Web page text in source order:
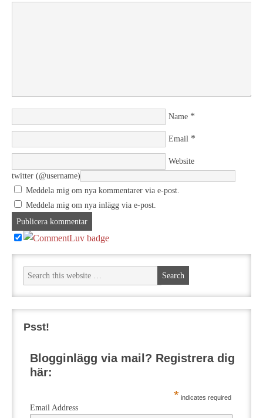
Name *
Email *
Website
twitter (@username)
Meddela mig om nya kommentarer via e-post.
Meddela mig om nya inlägg via e-post.
Psst!
Blogginlägg via mail? Registrera dig
här:
* indicates required
Email Address